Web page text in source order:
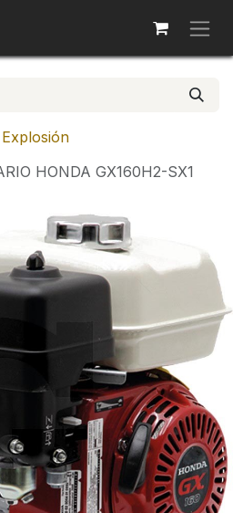
Explosión
HONDA GX160H2-SX1